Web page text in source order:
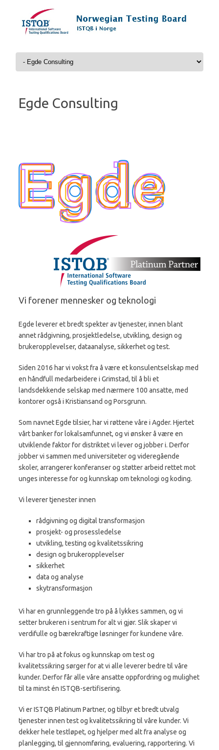
Hopp til innhold
Egde Consulting
Vi forener mennesker og teknologi
Egde leverer et bredt spekter av tjenester, innen blant
annet rådgivning, prosjektledelse, utvikling, design og
brukeropplevelser, dataanalyse, sikkerhet og test.
Siden 2016 har vi vokst fra å være et konsulentselskap med
en håndfull medarbeidere i Grimstad, til å bli et
landsdekkende selskap med nærmere 100 ansatte, med
kontorer også i Kristiansand og Porsgrunn.
Som navnet Egde tilsier, har vi røttene våre i Agder. Hjertet
vårt banker for lokalsamfunnet, og vi ønsker å være en
utviklende faktor for distriktet vi lever og jobber i. Derfor
jobber vi sammen med universiteter og videregående
skoler, arrangerer konferanser og støtter arbeid rettet mot
unges interesse for og kunnskap om teknologi og koding.
Vi leverer tjenester innen
rådgivning og digital transformasjon
prosjekt- og prosessledelse
utvikling, testing og kvalitetssikring
design og brukeropplevelser
sikkerhet
data og analyse
skytransformasjon
Vi har en grunnleggende tro på å lykkes sammen, og vi
setter brukeren i sentrum for alt vi gjør. Slik skaper vi
verdifulle og bærekraftige løsninger for kundene våre.
Vi har tro på at fokus og kunnskap om test og
kvalitetssikring sørger for at vi alle leverer bedre til våre
kunder. Derfor får alle våre ansatte oppfordring og mulighet
til ta minst én ISTQB-sertifisering.
Vi er ISTQB Platinum Partner, og tilbyr et bredt utvalg
tjenester innen test og kvalitetssikring til våre kunder. Vi
dekker hele testløpet, og hjelper med alt fra analyse og
planlegging, til gjennomføring, evaluering, rapportering. Vi